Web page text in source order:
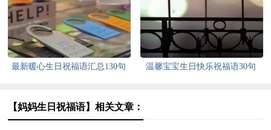
句）
最新暖心生日祝福语汇总130句
温馨宝宝生日快乐祝福语30句
【妈妈生日祝福语】相关文章：